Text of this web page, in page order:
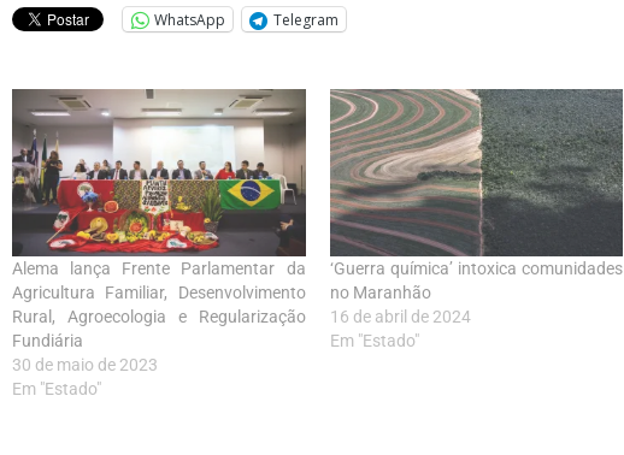
WhatsApp Telegram
Alema lança Frente Parlamentar da
Agricultura Familiar, Desenvolvimento
Rural, Agroecologia e Regularização
Fundiária
30 de maio de 2023
Em "Estado"
‘Guerra química’ intoxica comunidades
no Maranhão
16 de abril de 2024
Em "Estado"